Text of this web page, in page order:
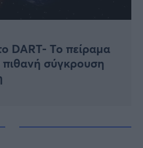
DART- Το πείραμα
σύγκρουση